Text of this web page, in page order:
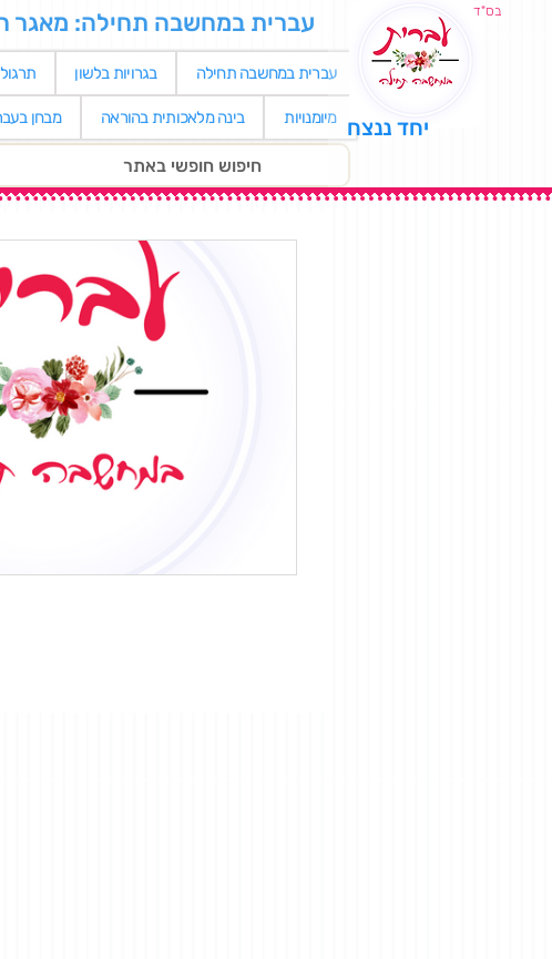
עברית במחשבה תחילה: מאגר
עברית במחשבה תחילה בגרויות בלשון
מיומנויות בינה מלאכותית בהוראה מבחן
בס"ד
יחד ננצח